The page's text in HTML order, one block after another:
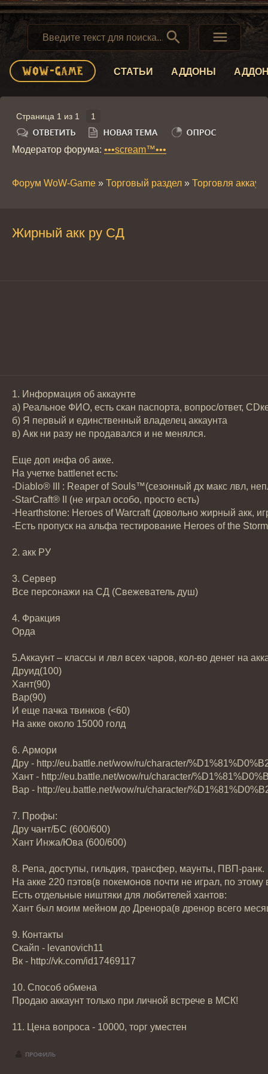
 
СТАТЬИ АДДОНЫ
Страница 1 из 1 1
Модератор форума: •••scream™•••
Форум WoW-Game » Торговый раздел » Торговля
Жирный акк ру СД
1. Информация об аккаунте
а) Реальное ФИО, есть скан паспорта, вопрос/ответ,
б) Я первый и единственный владелец аккаунта
в) Акк ни разу не продавался и не менялся.
Еще доп инфа об акке.
На учетке battlenet есть:
-Diablo® III : Reaper of Souls™(сезонный дх макс лвл,
-StarCraft® II (не играл особо, просто есть)
-Hearthstone: Heroes of Warcraft (довольно жирный акк,
-Есть пропуск на альфа тестирование Heroes of the Storm
2. акк РУ
3. Сервер
Все персонажи на СД (Свежеватель душ)
4. Фракция
Орда
5.Аккаунт – классы и лвл всех чаров, кол-во денег на
Друид(100)
Хант(90)
Вар(90)
И еще пачка твинков (<60)
На акке около 15000 голд
6. Армори
Дру - http://eu.battle.net/wow/ru/character/
Хант - http://eu.battle.net/wow/ru/character/
Вар - http://eu.battle.net/wow/ru/character/
7. Профы:
Дру чант/БС (600/600)
Хант Инжа/Юва (600/600)
8. Репа, доступы, гильдия, трансфер, маунты, ПВП-ранк.
На акке 220 пэтов(в покемонов почти не играл, по
Есть отдельные ништяки для любителей хантов:
Хант был моим мейном до Дренора(в дренор всего
9. Контакты
Скайп - levanovich11
Вк - http://vk.com/id17469117
10. Способ обмена
Продаю аккаунт только при личной встрече в МСК!
11. Цена вопроса - 10000, торг уместен